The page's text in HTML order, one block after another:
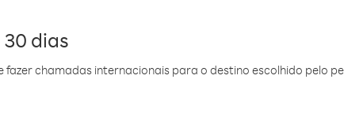
dias
fazer chamadas internacionais para o destino escolhido pelo